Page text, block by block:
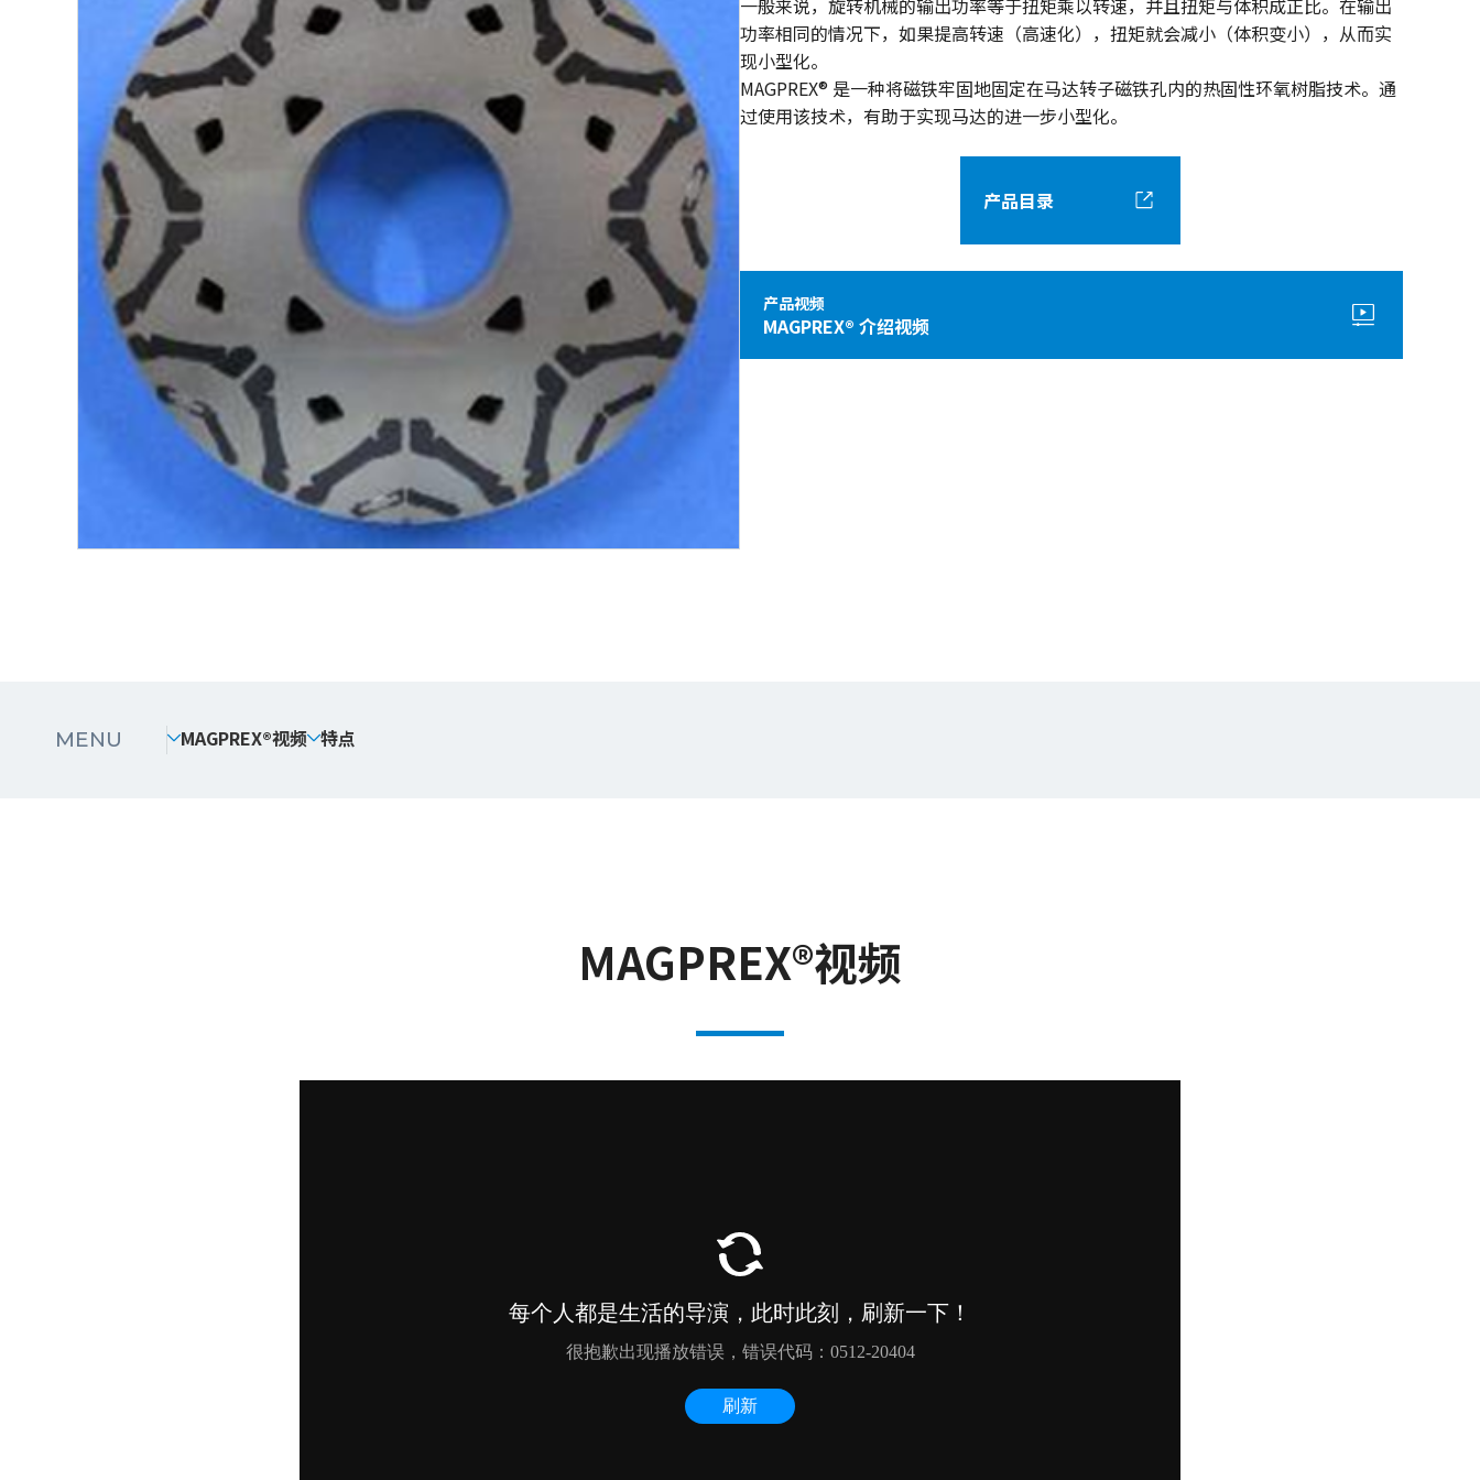
一般来说，旋转机械的输出功率等于扭矩乘以转速，并且扭矩与体积成正比。在输出
功率相同的情况下，如果提高转速（高速化），扭矩就会减小（体积变小），从而实
现小型化。
MAGPREX® 是一种将磁铁牢固地固定在马达转子磁铁孔内的热固性环氧树脂技术。通
过使用该技术，有助于实现马达的进一步小型化。
产品目录
产品视频
MAGPREX® 介绍视频
MENU MAGPREX®视频 特点
MAGPREX®视频